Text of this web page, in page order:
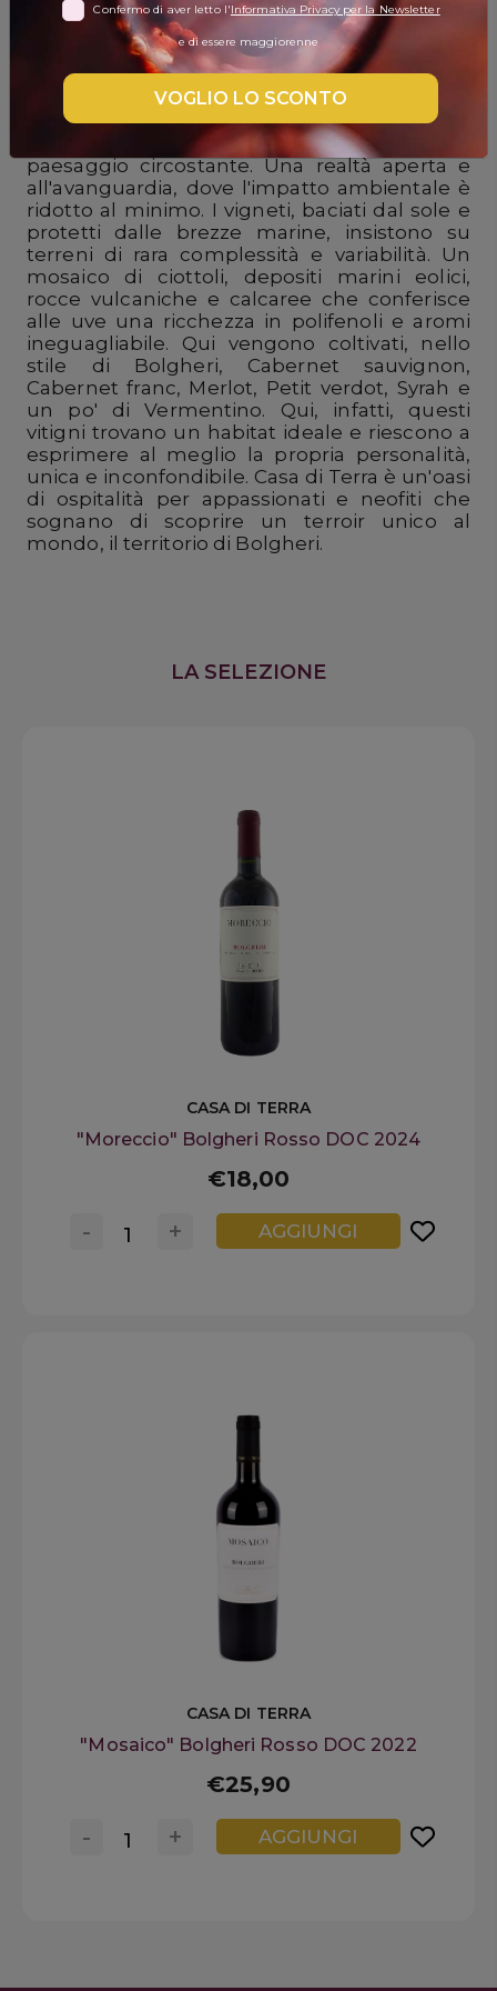
DISPENSA
TUTTO A
Accedi
Gift
Card
Preferiti
Blog
Ci troviamo in un angolo meraviglioso della
Toscana. Tra gli orinati vigneti di Bolgheri, si
trova Fattoria Casa di Terra. Architettura
moderna e rigorosa, realizzata in acciaio e
cemento, si integra perfettamente con il
paesaggio circostante. Una realtà aperta e
all'avanguardia, dove l'impatto ambientale è
ridotto al minimo. I vigneti, baciati dal sole e
protetti dalle brezze marine, insistono su
terreni di rara complessità e variabilità. Un
mosaico di ciottoli, depositi marini eolici,
rocce vulcaniche e calcaree che conferisce
alle uve una ricchezza in polifenoli e aromi
ineguagliabile. Qui vengono coltivati, nello
stile di Bolgheri, Cabernet sauvignon,
Cabernet franc, Merlot, Petit verdot, Syrah e
un po' di Vermentino. Qui, infatti, questi
vitigni trovano un habitat ideale e riescono a
esprimere al meglio la propria personalità,
unica e inconfondibile. Casa di Terra è un'oasi
di ospitalità per appassionati e neofiti che
sognano di scoprire un terroir unico al
mondo, il territorio di Bolgheri.
LA SELEZIONE
CASA DI TERRA
"Moreccio" Bolgheri Rosso DOC 2024
€18,00
+
- AGGIUNGI
CASA DI TERRA
"Mosaico" Bolgheri Rosso DOC 2022
€25,90
+
- AGGIUNGI
Confermo di aver letto l'Informativa Privacy per la Newsletter
e di essere maggiorenne
VOGLIO LO SCONTO